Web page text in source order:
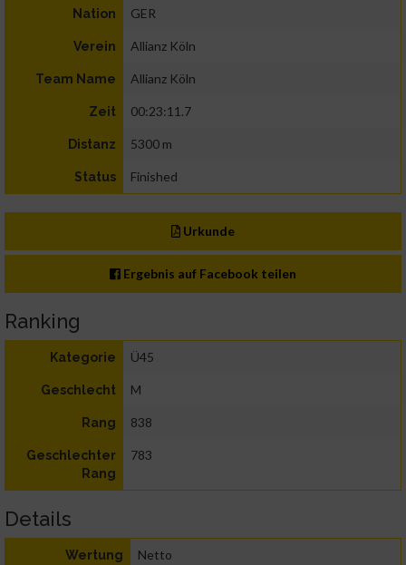
Nation GER
Verein Allianz Köln
Team Name Allianz Köln
Zeit 00:23:11.7
Distanz 5300 m
Status Finished
Urkunde
Ergebnis auf Facebook teilen
Ranking
Kategorie Ü45
Geschlecht M
Rang 838
Geschlechter
Rang
783
Details
Wertung Netto